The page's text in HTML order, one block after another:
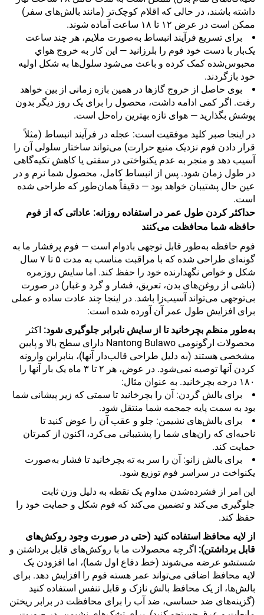
داشته باشند، در حالی که اقلام کوچک‌تر (مانند بالش‌های سفر)
ممکن است در عرض ۱۲ تا ۱۸ ساعت آماده شوند.
برای تسریع فرآیند انبساط به‌صورت ملایم، هر چند ساعت
یک‌بار با دست خود فوم را بلرزانید — این کار به خروج هواي
محبوس‌شده کمک کرده و باعث می‌شود سلول‌ها به شکل اولیه
خود بازگردند.
بوی حاصل از خروج گازها در همین بازه زمانی از بین خواهد
رفت. اگر کمی ادامه داشت، محصول را برای یک روز دیگر بدون
پوشش بگذارید — هوای تازه بهترین راه‌حل است.
در اینجا صبر کلید موفقیت است: عجله در فرآیند انبساط (مثلاً
قرار دادن فوم نزدیک منبع حرارت) می‌تواند ساختار سلولی آن را
آسیب دهد و منجر به عدم یکنواختی در سفتی یا کاهش تکیه‌گاهی
در طول زمان شود. پس از انبساط کامل، محصول شما نرم و در
عین حال پشتیبان خواهد بود — دقیقاً همان‌طور که طراحی شده
است.
حداکثر کردن طول عمر در استفاده روزانه: عاداتی که از فوم
حافظه شما محافظت می‌کنند
فوم حافظه به‌طور قابل توجهی بادوام است — فوم پرفشار ما به
گونه‌ای طراحی شده که با مراقبت مناسب به مدت ۵ تا ۷ سال
شکل و خواص نگهدارنده خود را حفظ کند. اما سایش روزمره
(ناشی از روغن‌های بدن، تعریق، فشار و گرد و غبار) در صورت
بی‌توجهی می‌تواند آسیب‌زا باشد. در اینجا چند عادت ساده و عملی
برای افزایش طول عمر آن آورده شده است:
به‌طور منظم بچرخانید تا از سایش نابرابر جلوگیری شود: اکثر
محصولات ارگونومی Nantong Bulawo دارای سطح بالا و پایین
مشخصی هستند (به دلیل طراحی قالب‌دار آنها)، بنابراین وارونه
کردن آنها توصیه نمی‌شود. در عوض، هر ۲ تا ۳ ماه یک بار آنها را
۱۸۰ درجه بچرخانید. به عنوان مثال:
برای بالش گردن: آن را بچرخانید تا سمتی که زیر پیشانی شما
بود به سمت پایه جمجمه شما منتقل شود.
برای بالش‌های نشیمن: جلو و عقب آن را عوض کنید تا
ناحیه‌ای که ران‌های شما را پشتیبانی می‌کرد، اکنون از کمرتان
حمایت کند.
برای بالش زانو: آن را سر به ته بچرخانید تا فشار به‌صورت
یکنواخت در سراسر فوم توزیع شود.
این امر از فشرده‌شدن مداوم یک نقطه به دلیل وزن ثابت
جلوگیری می‌کند و تضمین می‌کند که فوم شکل و حمایت خود را
حفظ کند.
از لایه محافظ استفاده کنید (حتی در صورت وجود روکش‌های
قابل برداشتن): اگرچه محصولات ما با روکش‌های قابل برداشتن و
شستشو عرضه می‌شوند (خط دفاع اول شما)، اما افزودن یک
لایه محافظ اضافی می‌تواند عمر هسته فوم را افزایش دهد. برای
بالش‌ها، از یک محافظ بالش نازک و قابل تنفس استفاده کنید
(گزینه‌های ضد حساسی، ضد آب را برای محافظت در برابر ریختن